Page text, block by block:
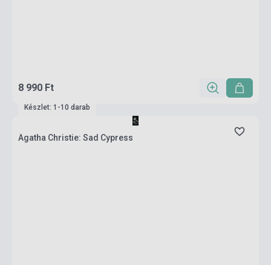
8 990 Ft
Készlet: 1-10 darab
Agatha Christie: Sad Cypress